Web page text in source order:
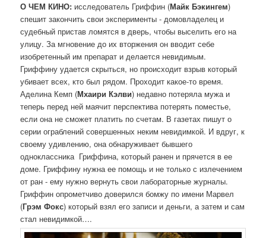
О ЧЕМ КИНО: исследователь Гриффин (Майк Бэкингем)
спешит закончить свои эксперименты - домовладелец и
судебный пристав ломятся в дверь, чтобы выселить его на
улицу. За мгновение до их вторжения он вводит себе
изобретенный им препарат и делается невидимым.
Гриффину удается скрыться, но происходит взрыв который
убивает всех, кто был рядом. Проходит какое-то время.
Аделина Кемп (Мхаири Кэлви) недавно потеряла мужа и
теперь перед ней маячит перспектива потерять поместье,
если она не сможет платить по счетам. В газетах пишут о
серии ограблений совершенных неким невидимкой. И вдруг, к
своему удивлению, она обнаруживает бывшего
одноклассника Гриффина, который ранен и прячется в ее
доме. Гриффину нужна ее помощь и не только с излечением
от ран - ему нужно вернуть свои лабораторные журналы.
Гриффин опрометчиво доверился бомжу по имени Марвел
(Грэм Фокс) который взял его записи и деньги, а затем и сам
стал невидимкой….